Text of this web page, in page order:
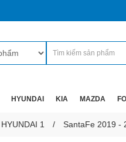
HYUNDAI KIA MAZDA
HYUNDAI 1 SantaFe 2019 -